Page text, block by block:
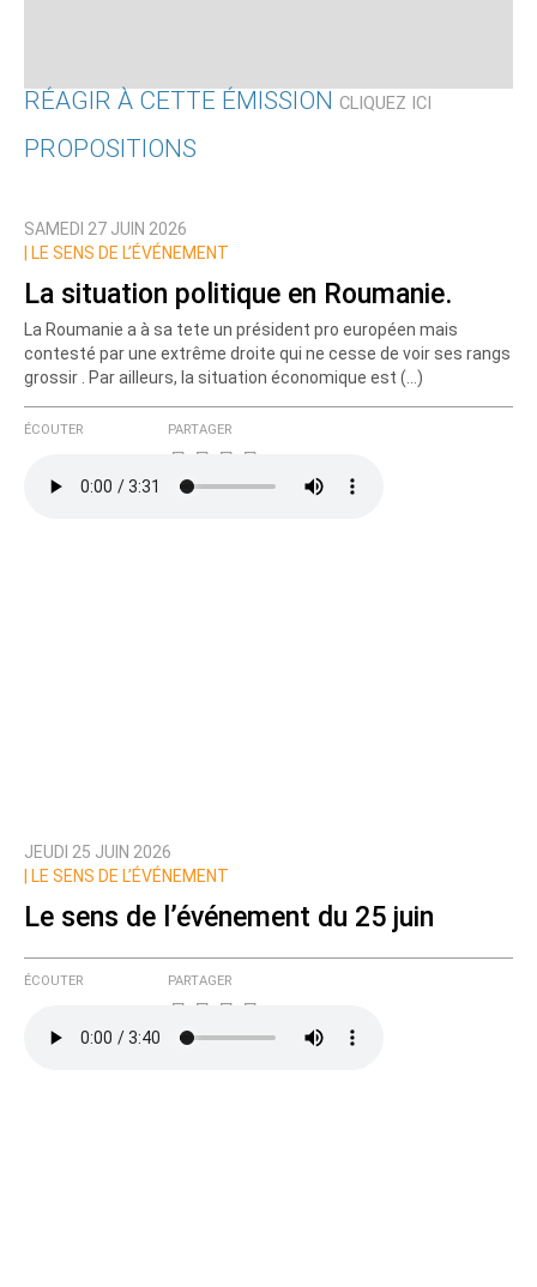
RÉAGIR À CETTE ÉMISSION CLIQUEZ ICI
Nom
Courriel (non publié)
Ajoutez votre commentaire ici
Prévenez-moi de tous les nouveaux commentaires
PROPOSITIONS
SAMEDI 27 JUIN 2026
LE SENS DE L’ÉVÉNEMENT
La situation politique en Roumanie.
La Roumanie a à sa tete un président pro européen mais
contesté par une extrême droite qui ne cesse de voir ses rangs
grossir . Par ailleurs, la situation économique est (…)
ÉCOUTER PARTAGER
JEUDI 25 JUIN 2026
LE SENS DE L’ÉVÉNEMENT
Le sens de l’événement du 25 juin
ÉCOUTER PARTAGER